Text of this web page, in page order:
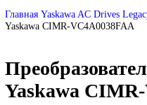
DEUBLIN
Оплата
Доставка
Контакты